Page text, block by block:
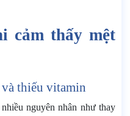
cảm thấy mệt
thiếu vitamin
nguyên nhân như thay